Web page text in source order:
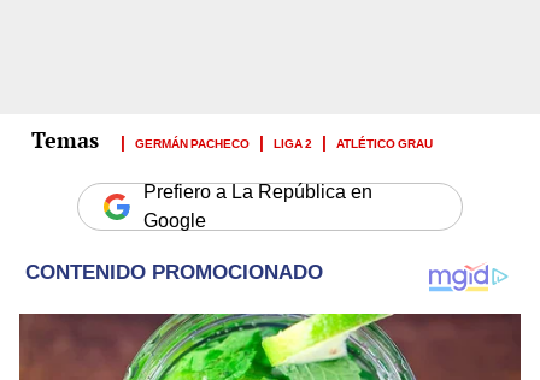
GERMÁN PACHECO LIGA 2 ATLÉTICO GRAU
Prefiero a La República en
Google